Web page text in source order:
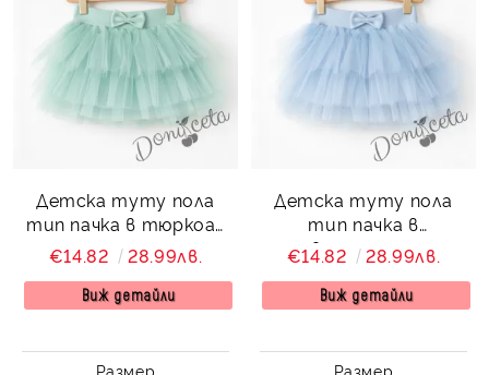
Детска туту пола
тип пачка в тюркоаз
мента
€14.82 28.99лв.
Виж детайли
Размер
Детска туту пола
тип пачка в
светлосиньо
€14.82 28.99лв.
Виж детайли
Размер